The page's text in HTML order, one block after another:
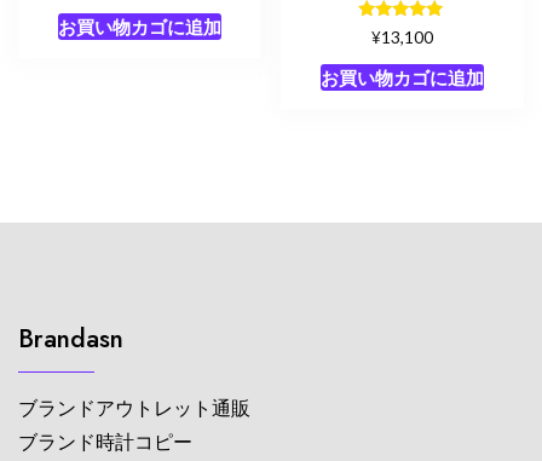
お買い物カゴに追加
5段階中
5.00
の評価
¥13,100
お買い物カゴに追加
Brandasn
ブランドアウトレット通販
ブランド時計コピー